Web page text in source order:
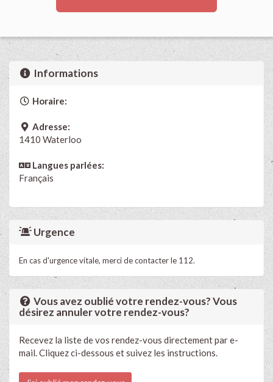
Informations
Horaire:
Adresse:
1410 Waterloo
Langues parlées:
Français
Urgence
En cas d'urgence vitale, merci de contacter le 112.
Vous avez oublié votre rendez-vous? Vous
désirez annuler votre rendez-vous?
Recevez la liste de vos rendez-vous directement par e-
mail. Cliquez ci-dessous et suivez les instructions.